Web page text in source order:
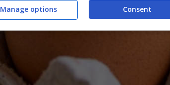
Consent
Manage options